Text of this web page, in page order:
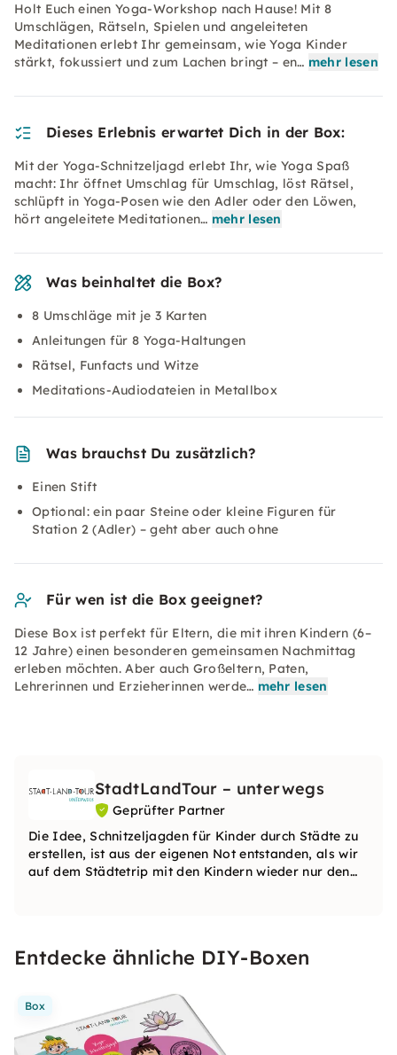
Holt Euch einen Yoga-Workshop nach Hause! Mit 8
Umschlägen, Rätseln, Spielen und angeleiteten
Meditationen erlebt Ihr gemeinsam, wie Yoga Kinder
stärkt, fokussiert und zum Lachen bringt – en… mehr lesen
Dieses Erlebnis erwartet Dich in der Box:
Mit der Yoga-Schnitzeljagd erlebt Ihr, wie Yoga Spaß
macht: Ihr öffnet Umschlag für Umschlag, löst Rätsel,
schlüpft in Yoga-Posen wie den Adler oder den Löwen,
hört angeleitete Meditationen… mehr lesen
Was beinhaltet die Box?
8 Umschläge mit je 3 Karten
Anleitungen für 8 Yoga-Haltungen
Rätsel, Funfacts und Witze
Meditations-Audiodateien in Metallbox
Was brauchst Du zusätzlich?
Einen Stift
Optional: ein paar Steine oder kleine Figuren für
Station 2 (Adler) – geht aber auch ohne
Für wen ist die Box geeignet?
Diese Box ist perfekt für Eltern, die mit ihren Kindern (6–
12 Jahre) einen besonderen gemeinsamen Nachmittag
erleben möchten. Aber auch Großeltern, Paten,
Lehrerinnen und Erzieherinnen werde… mehr lesen
StadtLandTour – unterwegs
Geprüfter Partner
Die Idee, Schnitzeljagden für Kinder durch Städte zu
erstellen, ist aus der eigenen Not entstanden, als wir
auf dem Städtetrip mit den Kindern wieder nur den
Entdecke ähnliche DIY-Boxen
Box